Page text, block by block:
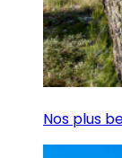
Nos plus